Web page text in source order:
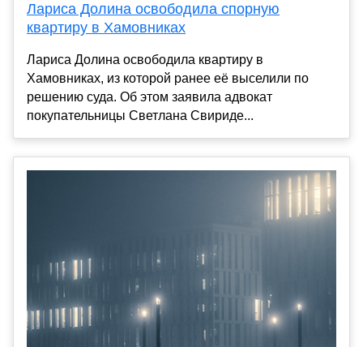
Лариса Долина освободила спорную
квартиру в Хамовниках
Лариса Долина освободила квартиру в
Хамовниках, из которой ранее её выселили по
решению суда. Об этом заявила адвокат
покупательницы Светлана Свириде...